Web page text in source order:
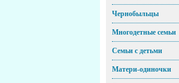
Чернобыльцы
Многодетные семьи
Семьи с детьми
Матери-одиночки